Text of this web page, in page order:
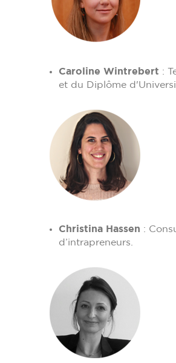
Caroline Wintrebert :
et du Diplôme
Christina Hassen :
d’intrapreneurs.